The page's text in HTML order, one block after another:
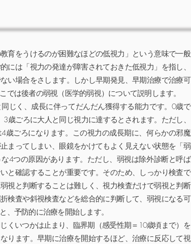
育をうけるのが困難なほどの低視力」という意味で一般
には「視力の発達が障害されておきた低視力」を指し、
い場合をさします。しかし早期発見、早期治療で治療可
では後者の弱視（医学的弱視）について説明します。
じく、成長に伴ってだんだん獲得する能力です。0歳で
歳ごろに大人と同じ視力に達するとされます。ただし、
歳ごろになります。この視力の成長期に、何らかの邪魔
まってしまい、眼鏡をかけてもよく見えない状態を「弱
4つの原因があります。ただし、弱視は除外診断と呼ば
と確認することが重要です。そのため、しっかり検査で
視と判断することは難しく、視力検査だけで弱視と判断
検査や斜視検査などを総合的に判断して、弱視になる可
、予防的に治療を開始します。
くいつかは止まり、臨界期（感受性期＝10歳頃まで）を
ります。早期に治療を開始するほど、治療に反応して視